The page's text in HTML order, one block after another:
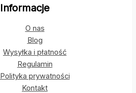
Informacje
O nas
Blog
Wysyłka i płatność
Regulamin
Polityka prywatności
Kontakt